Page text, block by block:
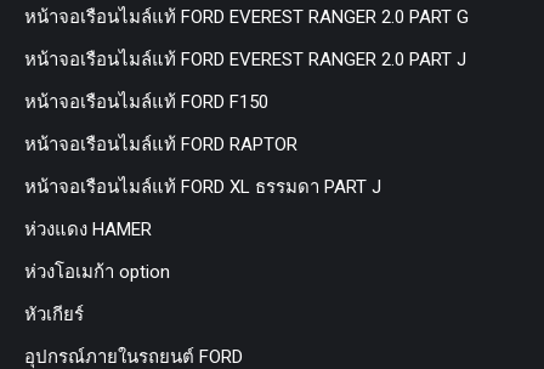
หน้าจอเรือนไมล์แท้ FORD EVEREST RANGER 2.0 PART G
หน้าจอเรือนไมล์แท้ FORD EVEREST RANGER 2.0 PART J
หน้าจอเรือนไมล์แท้ FORD F150
หน้าจอเรือนไมล์แท้ FORD RAPTOR
หน้าจอเรือนไมล์แท้ FORD XL ธรรมดา PART J
ห่วงแดง HAMER
ห่วงโอเมก้า option
หัวเกียร์
อุปกรณ์ภายในรถยนต์ FORD